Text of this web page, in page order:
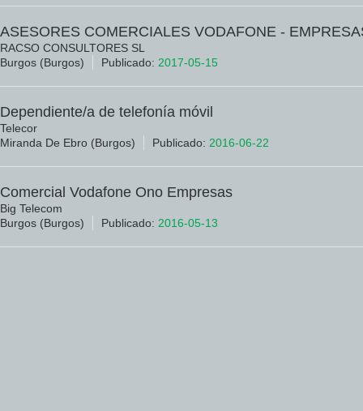
ASESORES COMERCIALES VODAFONE -
RACSO CONSULTORES SL
Burgos (Burgos)
Publicado: 2017-05-15
Dependiente/a de telefonía móvil
Telecor
Miranda De Ebro (Burgos)
Publicado: 2016-06-22
Comercial Vodafone Ono Empresas
Big Telecom
Burgos (Burgos)
Publicado: 2016-05-13